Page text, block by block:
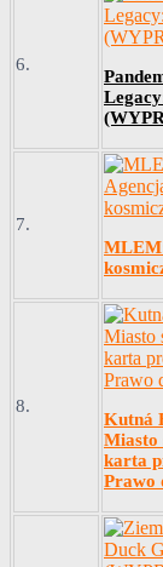
6.
7.
8.
Kutná
Miasto
karta
Prawo